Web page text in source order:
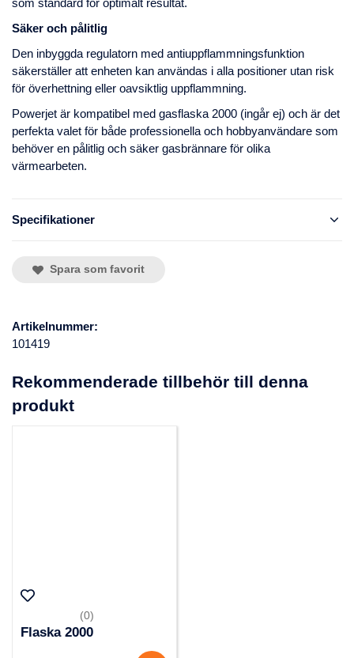
Specifikationer
som standard för optimalt resultat.
Säker och pålitlig
Den inbyggda regulatorn med antiuppflammningsfunktion
säkerställer att enheten kan användas i alla positioner utan risk
för överhettning eller oavsiktlig uppflammning.
Powerjet är kompatibel med gasflaska 2000 (ingår ej) och är det
perfekta valet för både professionella och hobbyanvändare som
behöver en pålitlig och säker gasbrännare för olika
värmearbeten.
Spara som favorit
Artikelnummer:
101419
Rekommenderade tillbehör till denna
produkt
(0)
Flaska 2000